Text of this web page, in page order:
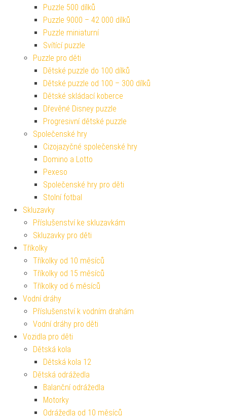
Puzzle 500 dílků
Puzzle 9000 – 42 000 dílků
Puzzle miniaturní
Svítící puzzle
Puzzle pro děti
Dětské puzzle do 100 dílků
Dětské puzzle od 100 – 300 dílků
Dětské skládací koberce
Dřevěné Disney puzzle
Progresivní dětské puzzle
Společenské hry
Cizojazyčné společenské hry
Domino a Lotto
Pexeso
Společenské hry pro děti
Stolní fotbal
Skluzavky
Příslušenství ke skluzavkám
Skluzavky pro děti
Tříkolky
Tříkolky od 10 měsíců
Tříkolky od 15 měsíců
Tříkolky od 6 měsíců
Vodní dráhy
Příslušenství k vodním drahám
Vodní dráhy pro děti
Vozidla pro děti
Dětská kola
Dětská kola 12
Dětská odrážedla
Balanční odrážedla
Motorky
Odrážedla od 10 měsíců